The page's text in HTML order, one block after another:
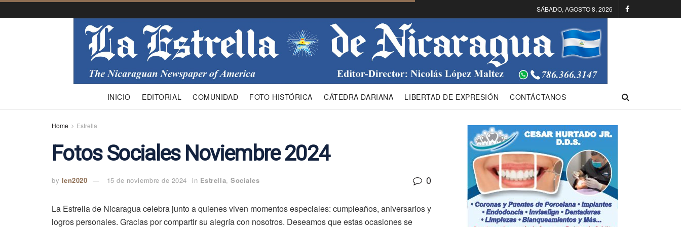
SÁBADO, AGOSTO 8, 2026
INICIO EDITORIAL COMUNIDAD FOTO HISTÓRICA CÁTEDRA DARIANA LIBERTAD DE EXPRESIÓN CONTÁCTANOS
Home Estrella
Fotos Sociales Noviembre 2024
by len2020 15 de noviembre de 2024 in Estrella,Sociales 0
La Estrella de Nicaragua celebra junto a quienes viven momentos especiales: cumpleaños, aniversarios y
logros personales. Gracias por compartir su alegría con nosotros. Deseamos que estas ocasiones se